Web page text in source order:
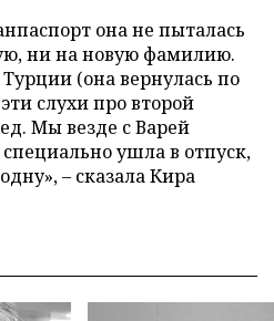
она не пыталась
ни на новую фамилию.
(она вернулась по
слухи про второй
Мы везде с Варей
ушла в отпуск,
– сказала Кира